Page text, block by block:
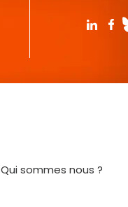
Qui sommes nous ?